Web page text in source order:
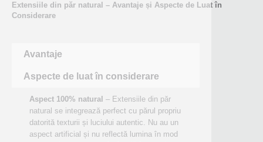
Extensiile din păr natural – Avantaje și Aspecte de Luat în
Considerare
Avantaje
Aspecte de luat în considerare
Aspect 100% natural – Extensiile din păr
natural se integrează perfect cu părul propriu
datorită texturii și luciului autentic. Nu au un
aspect artificial și nu reflectă lumina în mod